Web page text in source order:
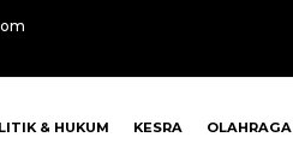
& HUKUM KESRA OLAHRAGA